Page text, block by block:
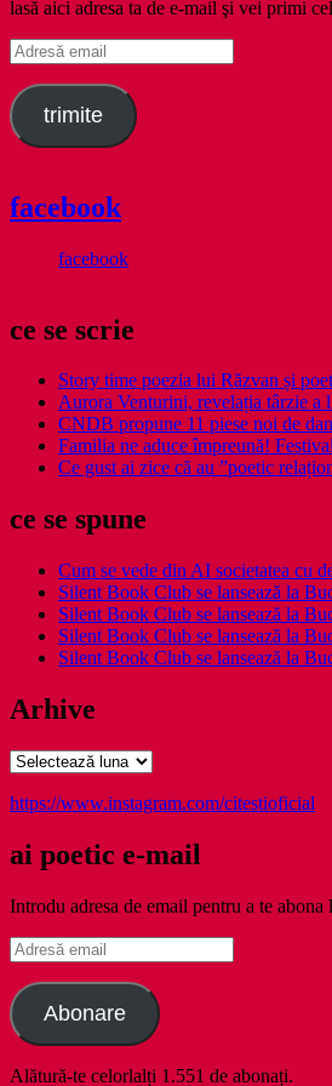
lasă aici adresa ta de e-mail şi vei primi
Adresă
email
trimite
facebook
facebook
ce se scrie
Story time poezia lui Răzvan și
Aurora Venturini, revelația târzie
CNDB propune 11 piese noi de
Familia ne aduce împreună!
Ce gust ai zice că au ”poetic
ce se spune
Cum se vede din AI societatea cu
Silent Book Club se lansează la
Silent Book Club se lansează la
Silent Book Club se lansează la
Silent Book Club se lansează la
Arhive
Arhive
https://www.instagram.com/citestioficial
ai poetic e-mail
Introdu adresa de email pentru a te
Adresă
email
Abonare
Alătură-te celorlalți 1.551 de abonați.